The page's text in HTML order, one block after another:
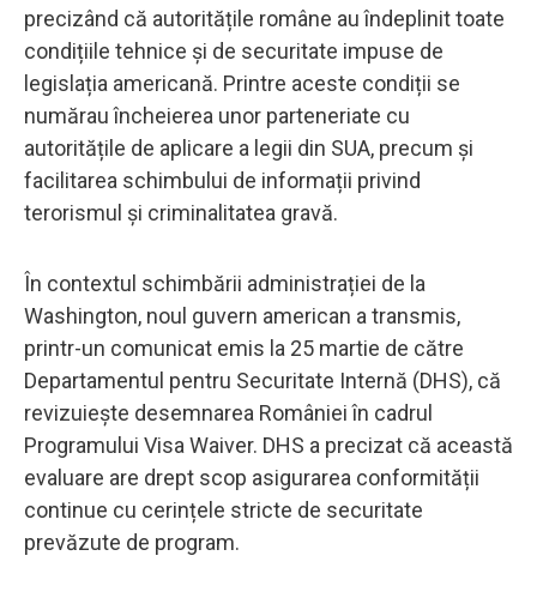
precizând că autoritățile române au îndeplinit toate
condițiile tehnice și de securitate impuse de
legislația americană. Printre aceste condiții se
numărau încheierea unor parteneriate cu
autoritățile de aplicare a legii din SUA, precum și
facilitarea schimbului de informații privind
terorismul și criminalitatea gravă.
În contextul schimbării administrației de la
Washington, noul guvern american a transmis,
printr-un comunicat emis la 25 martie de către
Departamentul pentru Securitate Internă (DHS), că
revizuiește desemnarea României în cadrul
Programului Visa Waiver. DHS a precizat că această
evaluare are drept scop asigurarea conformității
continue cu cerințele stricte de securitate
prevăzute de program.